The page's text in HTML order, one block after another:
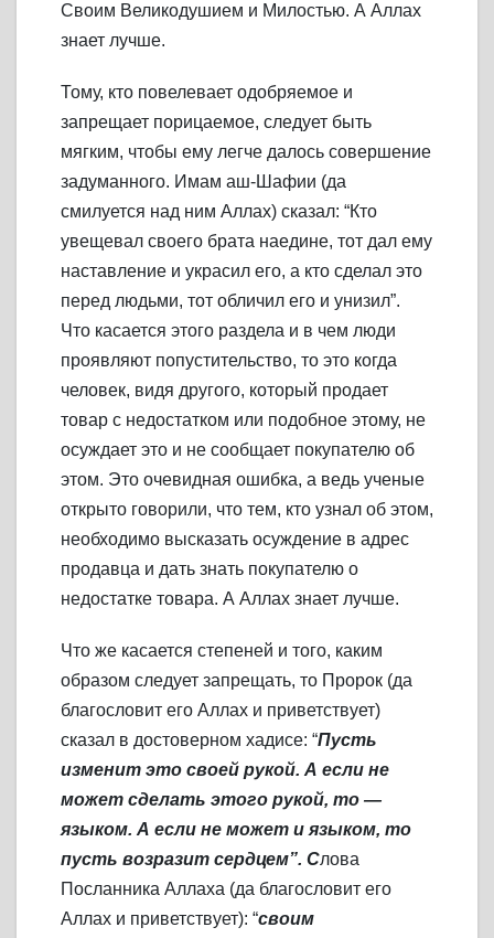
Своим Великодушием и Милостью. А Аллах
знает лучше.
Тому, кто повелевает одобряемое и
запрещает порицаемое, следует быть
мягким, чтобы ему легче далось совершение
задуманного. Имам аш-Шафии (да
смилуется над ним Аллах) сказал: “Кто
увещевал своего брата наедине, тот дал ему
наставление и украсил его, а кто сделал это
перед людьми, тот обличил его и унизил”.
Что касается этого раздела и в чем люди
проявляют попустительство, то это когда
человек, видя другого, который продает
товар с недостатком или подобное этому, не
осуждает это и не сообщает покупателю об
этом. Это очевидная ошибка, а ведь ученые
открыто говорили, что тем, кто узнал об этом,
необходимо высказать осуждение в адрес
продавца и дать знать покупателю о
недостатке товара. А Аллах знает лучше.
Что же касается степеней и того, каким
образом следует запрещать, то Пророк (да
благословит его Аллах и приветствует)
сказал в достоверном хадисе: “Пусть
изменит это своей рукой. А если не
может сделать этого рукой, то —
языком. А если не может и языком, то
пусть возразит сердцем”. Слова
Посланника Аллаха (да благословит его
Аллах и приветствует): “своим